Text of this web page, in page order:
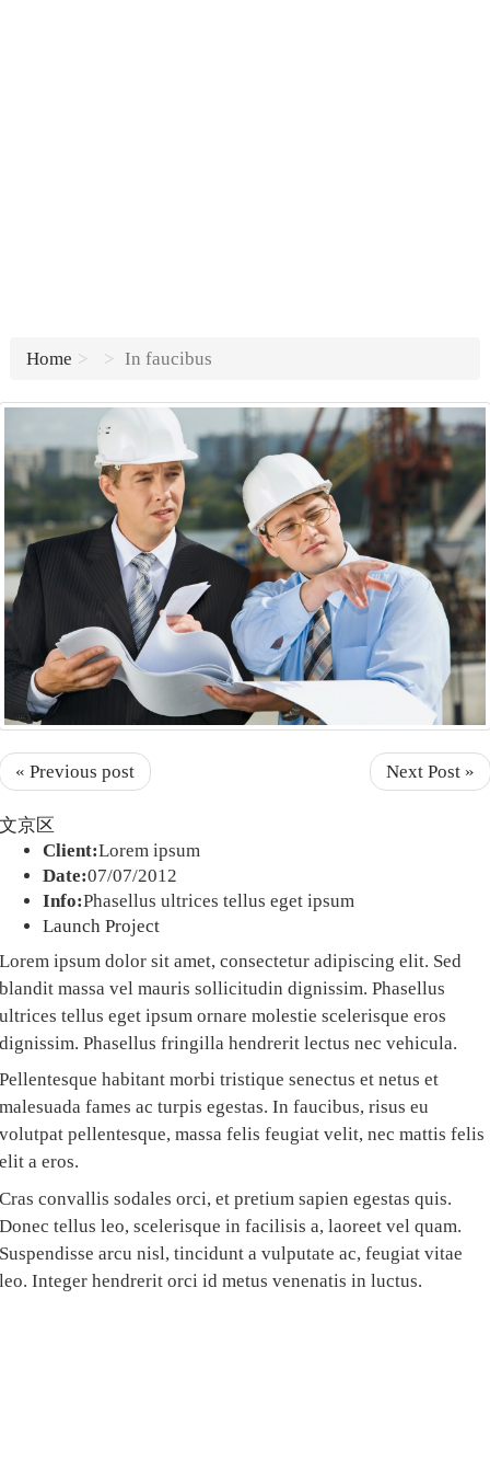
Home In faucibus
« Previous post Next Post »
京区
Client:Lorem ipsum
Date:07/07/2012
Info:Phasellus ultrices tellus eget ipsum
Launch Project
ipsum dolor sit amet, consectetur adipiscing elit. Sed
massa vel mauris sollicitudin dignissim. Phasellus
tellus eget ipsum ornare molestie scelerisque eros
Phasellus fringilla hendrerit lectus nec vehicula.
habitant morbi tristique senectus et netus et
fames ac turpis egestas. In faucibus, risus eu
pellentesque, massa felis feugiat velit, nec mattis felis
a eros.
convallis sodales orci, et pretium sapien egestas quis.
tellus leo, scelerisque in facilisis a, laoreet vel quam.
arcu nisl, tincidunt a vulputate ac, feugiat vitae
Integer hendrerit orci id metus venenatis in luctus.